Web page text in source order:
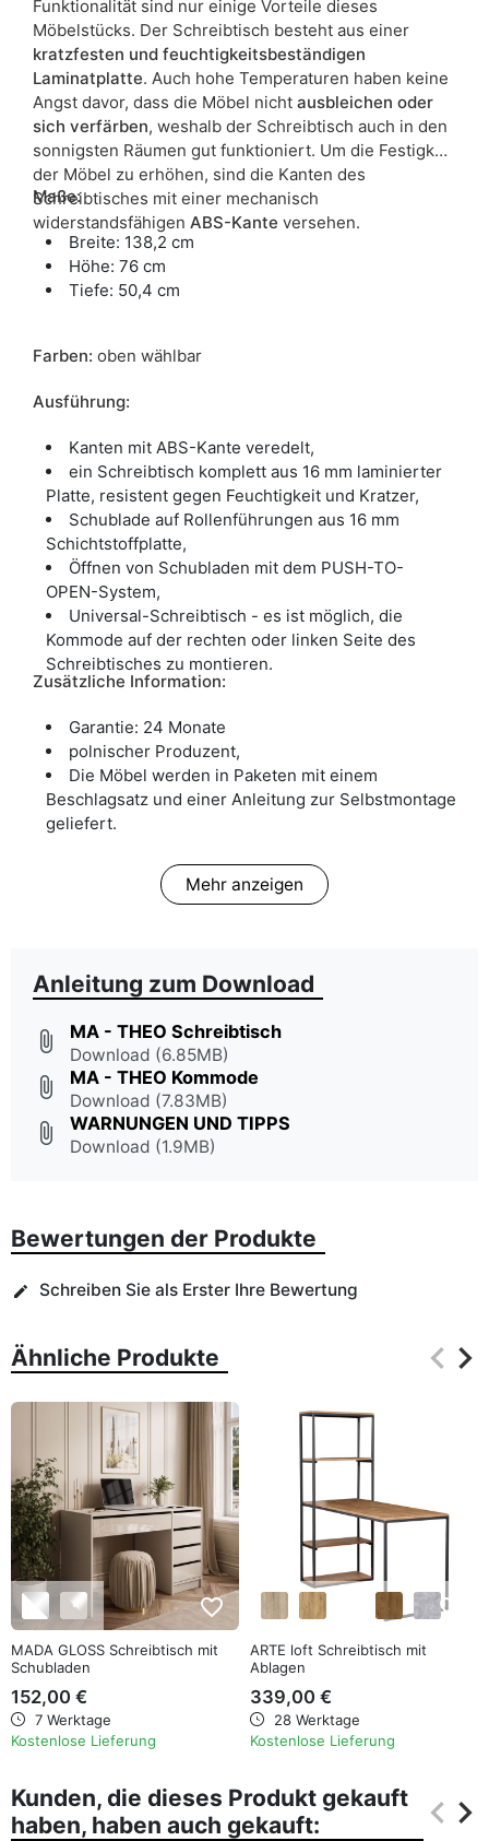
Funktionalität sind nur einige Vorteile dieses
Möbelstücks. Der Schreibtisch besteht aus einer
kratzfesten und feuchtigkeitsbeständigen
Laminatplatte. Auch hohe Temperaturen haben keine
Angst davor, dass die Möbel nicht ausbleichen oder
sich verfärben, weshalb der Schreibtisch auch in den
sonnigsten Räumen gut funktioniert. Um die Festigkeit
der Möbel zu erhöhen, sind die Kanten des
Schreibtisches mit einer mechanisch
widerstandsfähigen ABS-Kante versehen.
Maße:
Breite: 138,2 cm
Höhe: 76 cm
Tiefe: 50,4 cm
Farben: oben wählbar
Ausführung:
Kanten mit ABS-Kante veredelt,
ein Schreibtisch komplett aus 16 mm laminierter
Platte, resistent gegen Feuchtigkeit und Kratzer,
Schublade auf Rollenführungen aus 16 mm
Schichtstoffplatte,
Öffnen von Schubladen mit dem PUSH-TO-
OPEN-System,
Universal-Schreibtisch - es ist möglich, die
Kommode auf der rechten oder linken Seite des
Schreibtisches zu montieren.
Zusätzliche Information:
Garantie: 24 Monate
polnischer Produzent,
Die Möbel werden in Paketen mit einem
Beschlagsatz und einer Anleitung zur Selbstmontage
geliefert.
Mehr anzeigen
Anleitung zum Download
attach_file MA - THEO Schreibtisch
Download (6.85MB)
attach_file MA - THEO Kommode
Download (7.83MB)
attach_file WARNUNGEN UND TIPPS
Download (1.9MB)
Bewertungen der Produkte
edit Schreiben Sie als Erster Ihre Bewertung
Ähnliche Produkte keyboard_arrow_left
keyboard_arrow_right
favorite_border
MADA GLOSS Schreibtisch mit
Schubladen
152,00 €
7 Werktage
Kostenlose Lieferung
favorite_border
ARTE loft Schreibtisch mit
Ablagen
339,00 €
28 Werktage
Kostenlose Lieferung
Kunden, die dieses Produkt gekauft
haben, haben auch gekauft:
keyboard_arrow_left
keyboard_arrow_right